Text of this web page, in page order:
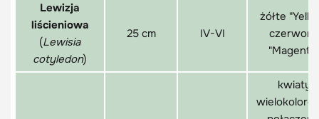
Lewizja
liścieniowa
(Lewisia
cotyledon)
25 cm IV-VI
żółte
czerwone
"Magenta"
kwiaty